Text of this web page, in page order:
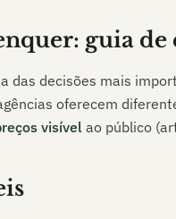
: guia de
das decisões mais
oferecem
visívelao público